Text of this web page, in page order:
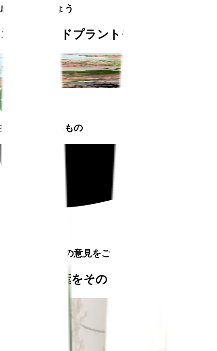
成長させましょう
コネクテッドプラントモニター
Plant Monitor
$34.99
Save $10.50 instantly! Get this for only $24.49 when you
今すぐ購入
掲載されているもの
プラントファムの意見をご覧ください
私たちの言葉をそのまま鵜呑みにしな